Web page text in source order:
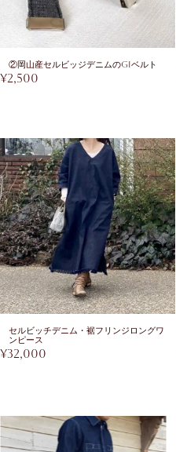
②岡山産セルビッジデニムのGIベルト
¥2,500
セルビッチデニム・裾フリンジロングワ
ンピース
¥32,000